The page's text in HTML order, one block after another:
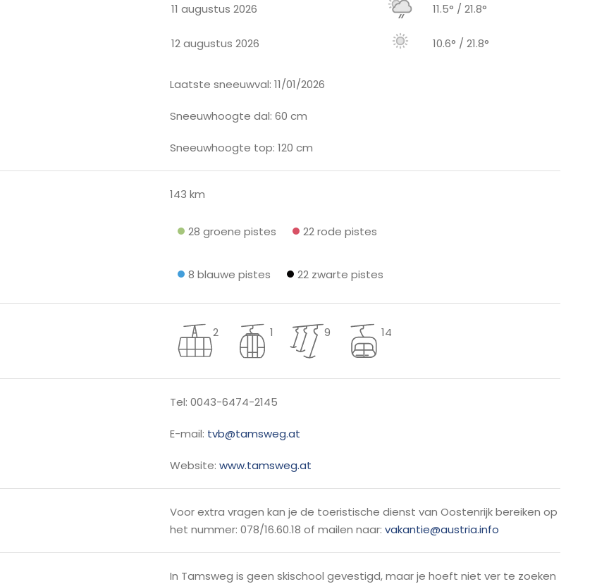
11 augustus 2026 11.5° / 21.8°
12 augustus 2026 10.6° / 21.8°
Laatste sneeuwval: 11/01/2026
Sneeuwhoogte dal: 60 cm
Sneeuwhoogte top: 120 cm
143 km
28 groene pistes 22 rode pistes
8 blauwe pistes 22 zwarte pistes
2 1 9 14
Tel: 0043-6474-2145
E-mail: tvb@tamsweg.at
Website:www.tamsweg.at
Voor extra vragen kan je de toeristische dienst van Oostenrijk bereiken op
het nummer: 078/16.60.18 of mailen naar:vakantie@austria.info
In Tamsweg is geen skischool gevestigd, maar je hoeft niet ver te zoeken